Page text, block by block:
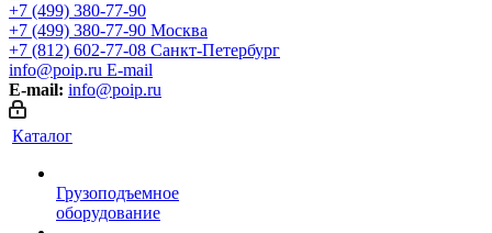
+7 (499) 380-77-90
+7 (499) 380-77-90 Москва
+7 (812) 602-77-08 Санкт-Петербург
info@poip.ru E-mail
E-mail: info@poip.ru
Каталог
Грузоподъемное
оборудование